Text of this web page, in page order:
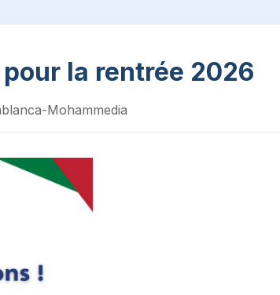
la rentrée 2026
Mohammedia